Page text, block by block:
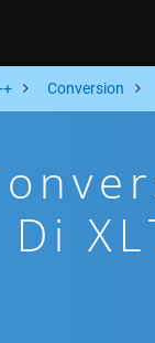
Conversion